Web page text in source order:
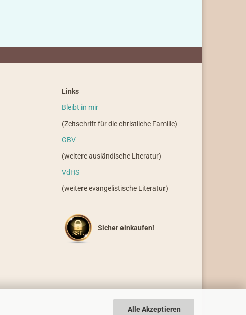
Alle Akzeptieren
Links
Bleibt in mir
(Zeitschrift für die christliche Familie)
GBV
(weitere ausländische Literatur)
VdHS
(weitere evangelistische Literatur)
Sicher einkaufen!